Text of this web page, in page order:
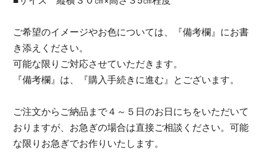
ご希望のイメージやお色については、『備考欄』にお書
き添えください。
可能な限りご対応させていただきます。
『備考欄』は、『購入手続きに進む』とございます。
ご注文からご納品まで４～５日のお日にちをいただいて
おりますが、お急ぎの場合は直接ご相談ください。可能
な限りお急ぎでお作りいたします。